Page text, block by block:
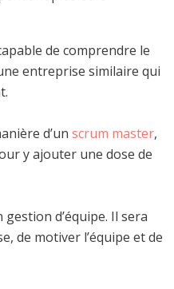
de comprendre le
entreprise similaire qui
d’un scrum master,
y ajouter une dose de
d’équipe. Il sera
de motiver l’équipe et de